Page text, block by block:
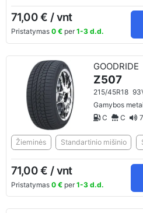
71,00 € / vnt
Pristatymas 0 €per 1-3 d.d.
GOODRIDE
Z507
215/45R18
Gamybos
C
C
Žieminės Standartinio mišinio
71,00 € / vnt
Pristatymas 0 €per 1-3 d.d.